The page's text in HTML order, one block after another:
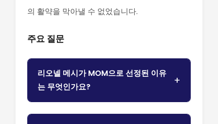
의 활약을 막아낼 수 없었습니다.
주요 질문
리오넬 메시가 MOM으로 선정된 이유
는 무엇인가요?